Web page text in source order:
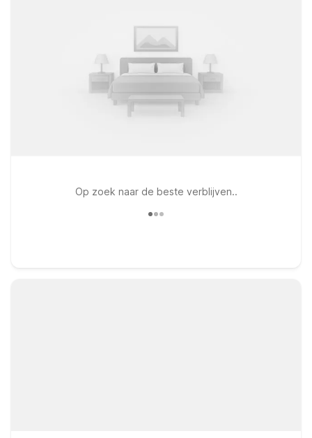
Op zoek naar de beste verblijven..